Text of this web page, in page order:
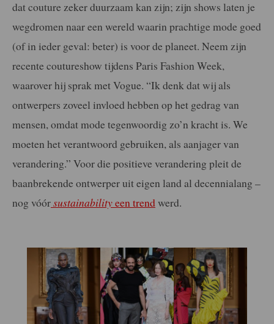
dat couture zeker duurzaam kan zijn; zijn shows laten je
wegdromen naar een wereld waarin prachtige mode goed
(of in ieder geval: beter) is voor de planeet. Neem zijn
recente coutureshow tijdens Paris Fashion Week,
waarover hij sprak met Vogue. “Ik denk dat wij als
ontwerpers zoveel invloed hebben op het gedrag van
mensen, omdat mode tegenwoordig zo’n kracht is. We
moeten het verantwoord gebruiken, als aanjager van
verandering.” Voor die positieve verandering pleit de
baanbrekende ontwerper uit eigen land al decennialang –
nog vóórsustainabilityeen trendwerd.